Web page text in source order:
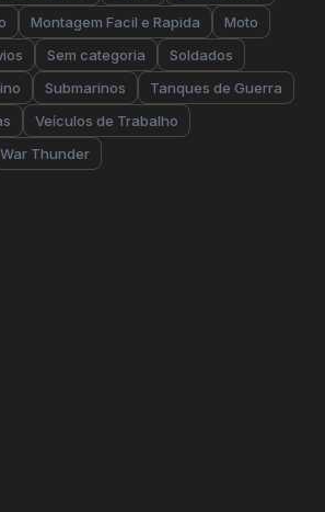
Montagem Facil e Rapida
Moto
Sem categoria
Soldados
Submarinos
Tanques de Guerra
Veículos de Trabalho
War Thunder